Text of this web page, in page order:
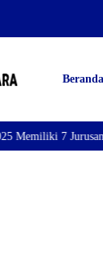
Beranda
7 Jurusan